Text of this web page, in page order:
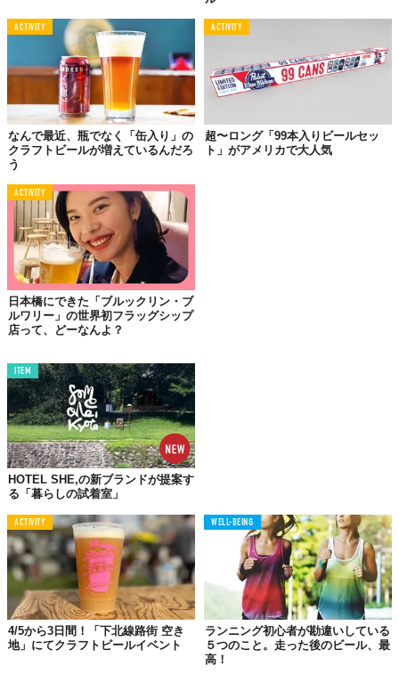
クラフトビールメーカー「St. Eriks brewery」が手がけたポテト
チップスは、日本円にしておよそ5,800円という代物。しかもこ
ACTIVITY
なんで最近、瓶でなく「缶入り」の
クラフトビールが増えているんだろ
う
ACTIVITY
超〜ロング「99本入りビールセッ
ト」がアメリカで大人気
ACTIVITY
日本橋にできた「ブルックリン・ブ
ルワリー」の世界初フラッグシップ
店って、どーなんよ？
ITEM
HOTEL SHE,の新ブランドが提案す
る「暮らしの試着室」
ACTIVITY
4/5から3日間！「下北線路街 空き
地」にてクラフトビールイベント
WELL-BEING
ランニング初心者が勘違いしている
５つのこと。走った後のビール、最
高！